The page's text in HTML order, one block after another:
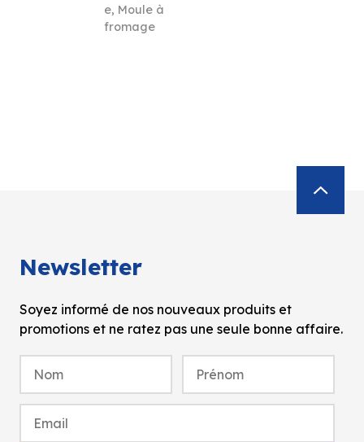
e, Moule à
fromage
Newsletter
Soyez informé de nos nouveaux produits et
promotions et ne ratez pas une seule bonne affaire.